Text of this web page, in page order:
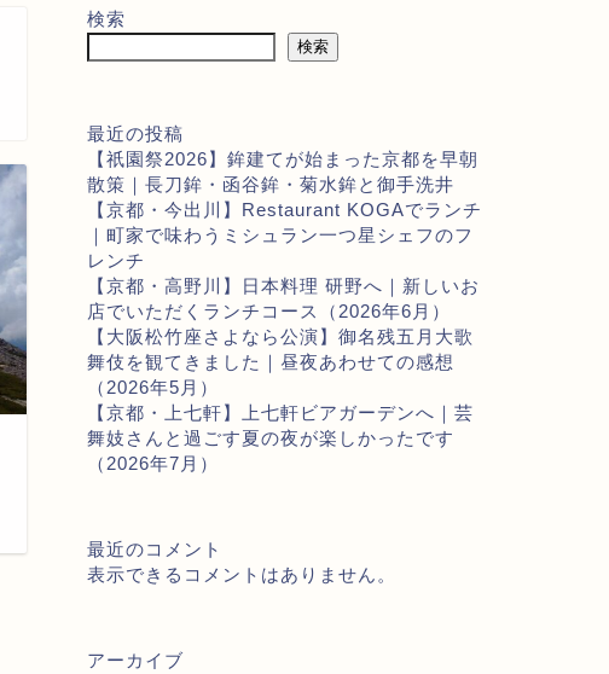
検索
検索
最近の投稿
【祇園祭2026】鉾建てが始まった京都を早朝
散策｜長刀鉾・函谷鉾・菊水鉾と御手洗井
【京都・今出川】Restaurant KOGAでランチ
｜町家で味わうミシュラン一つ星シェフのフ
レンチ
【京都・高野川】日本料理 研野へ｜新しいお
店でいただくランチコース（2026年6月）
【大阪松竹座さよなら公演】御名残五月大歌
舞伎を観てきました｜昼夜あわせての感想
（2026年5月）
【京都・上七軒】上七軒ビアガーデンへ｜芸
舞妓さんと過ごす夏の夜が楽しかったです
（2026年7月）
最近のコメント
表示できるコメントはありません。
アーカイブ